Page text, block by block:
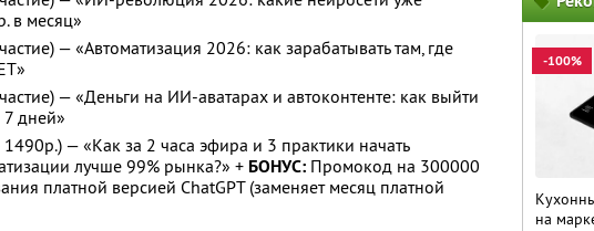
в месяц»
— «Автоматизация 2026: как зарабатывать там, где
— «Деньги на ИИ-аватарах и автоконтенте: как выйти
дней»
1490р.) — «Как за 2 часа эфира и 3 практики начать
лучше 99% рынка?» + БОНУС: Промокод на 300000
платной версией ChatGPT (заменяет месяц платной
-100%
на